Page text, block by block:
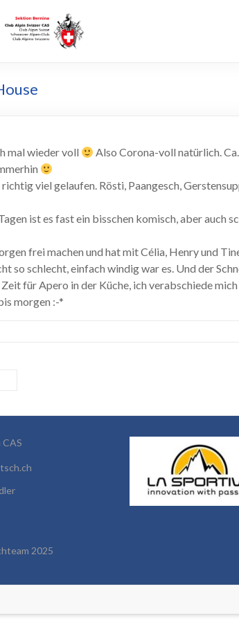
mal wieder voll
Also Corona-voll natürlich.
viel gelaufen. Rösti, Paangesch,
ist es fast ein bisschen komisch, aber auch
frei machen und hat mit Célia, Henry und
so schlecht, einfach windig war es. Und der
für Apero in der Küche, ich verabschiede mich
morgen :-*
CAS
2025